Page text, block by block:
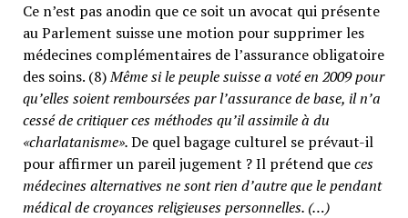
Ce n’est pas anodin que ce soit un avocat qui présente
au Parlement suisse une motion pour supprimer les
médecines complémentaires de l’assurance obligatoire
des soins. (8)Même si le peuple suisse a voté en 2009 pour
qu’elles soient remboursées par l’assurance de base, il n’a
cessé de critiquer ces méthodes qu’il assimile à du
«charlatanisme».De quel bagage culturel se prévaut-il
pour affirmer un pareil jugement ? Il prétend queces
médecines alternatives ne sont rien d’autre que le pendant
médical de croyances religieuses personnelles. (…)